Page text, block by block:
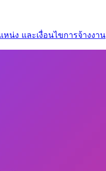
น่ง และเงื่อนไขการจ้างงาน